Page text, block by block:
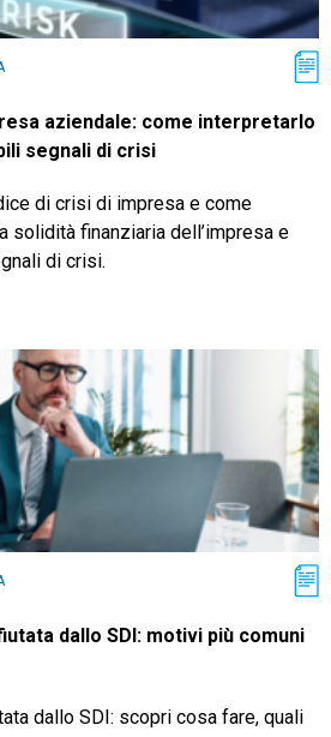
aziendale: come interpretarlo
segnali di crisi
di crisi di impresa e come
solidità finanziaria dell’impresa e
di crisi.
dallo SDI: motivi più comuni
dallo SDI: scopri cosa fare, quali